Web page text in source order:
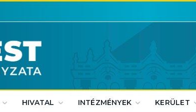
HIVATAL INTÉZMÉNYEK KERÜLET